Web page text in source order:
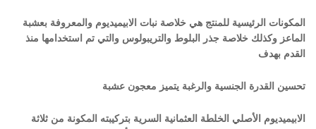
المكونات الرئيسية للمنتج هي خلاصة نبات الابيميديوم والمعروفة بعشبة
الماعز وكذلك خلاصة جذر البلوط والتريبولوس والتي تم استخدامها منذ
القدم بهدف
تحسين القدرة الجنسية والرغبة يتميز معجون عشبة
الابيميديوم الأصلي الخلطة العثمانية السرية بتركيبته المكونة من ثلاثة